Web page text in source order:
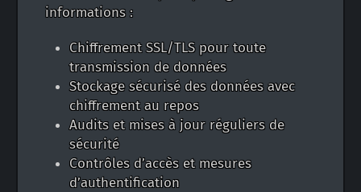
informations :
Chiffrement SSL/TLS pour toute
transmission de données
Stockage sécurisé des données avec
chiffrement au repos
Audits et mises à jour réguliers de
sécurité
Contrôles d’accès et mesures
d’authentification